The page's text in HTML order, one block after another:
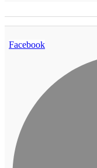
Facebook